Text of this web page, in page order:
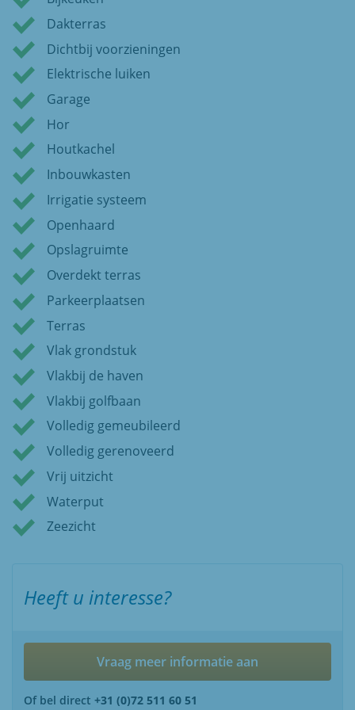
Dakterras
Dichtbij voorzieningen
Elektrische luiken
Garage
Hor
Houtkachel
Inbouwkasten
Irrigatie systeem
Openhaard
Opslagruimte
Overdekt terras
Parkeerplaatsen
Terras
Vlak grondstuk
Vlakbij de haven
Vlakbij golfbaan
Volledig gemeubileerd
Volledig gerenoveerd
Vrij uitzicht
Waterput
Zeezicht
Heeft u interesse?
Vraag meer informatie aan
Of bel direct +31 (0)72 511 60 51